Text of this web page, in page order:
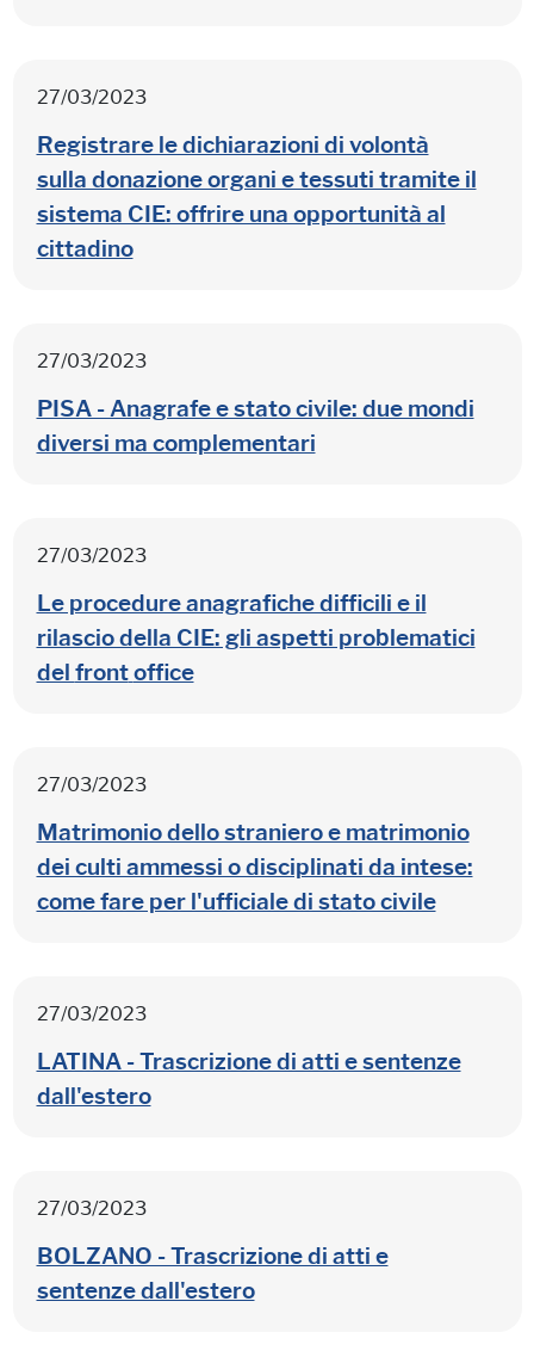
27/03/2023
Registrare le dichiarazioni di volontà
sulla donazione organi e tessuti tramite il
sistema CIE: offrire una opportunità al
cittadino
27/03/2023
PISA - Anagrafe e stato civile: due mondi
diversi ma complementari
27/03/2023
Le procedure anagrafiche difficili e il
rilascio della CIE: gli aspetti problematici
del frontoffice
27/03/2023
Matrimonio dello straniero e matrimonio
dei culti ammessi o disciplinati da intese:
come fare per l'ufficiale di stato civile
27/03/2023
LATINA - Trascrizione di atti e sentenze
dall'estero
27/03/2023
BOLZANO - Trascrizione di atti e
sentenze dall'estero